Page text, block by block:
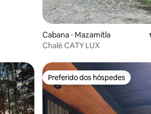
Cabana ⋅ Mazamitla
Chalé CATY LUX
Preferido dos hóspedes
Preferido dos hóspedes